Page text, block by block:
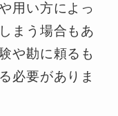
用い方によっ
まう場合もあ
や勘に頼るも
必要がありま